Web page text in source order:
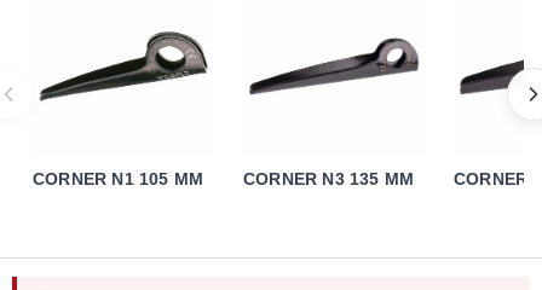
CORNER N1 105 MM CORNER N3 135 MM CORNER